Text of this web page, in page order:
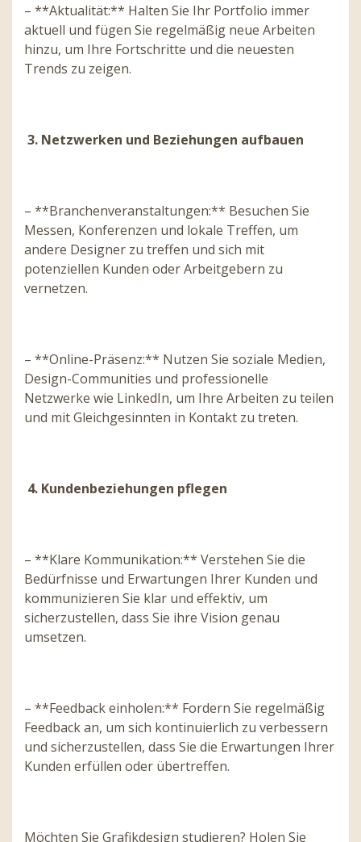
– **Aktualität:** Halten Sie Ihr Portfolio immer
aktuell und fügen Sie regelmäßig neue Arbeiten
hinzu, um Ihre Fortschritte und die neuesten
Trends zu zeigen.
3. Netzwerken und Beziehungen aufbauen
– **Branchenveranstaltungen:** Besuchen Sie
Messen, Konferenzen und lokale Treffen, um
andere Designer zu treffen und sich mit
potenziellen Kunden oder Arbeitgebern zu
vernetzen.
– **Online-Präsenz:** Nutzen Sie soziale Medien,
Design-Communities und professionelle
Netzwerke wie LinkedIn, um Ihre Arbeiten zu teilen
und mit Gleichgesinnten in Kontakt zu treten.
4. Kundenbeziehungen pflegen
– **Klare Kommunikation:** Verstehen Sie die
Bedürfnisse und Erwartungen Ihrer Kunden und
kommunizieren Sie klar und effektiv, um
sicherzustellen, dass Sie ihre Vision genau
umsetzen.
– **Feedback einholen:** Fordern Sie regelmäßig
Feedback an, um sich kontinuierlich zu verbessern
und sicherzustellen, dass Sie die Erwartungen Ihrer
Kunden erfüllen oder übertreffen.
Möchten Sie Grafikdesign studieren? Holen Sie